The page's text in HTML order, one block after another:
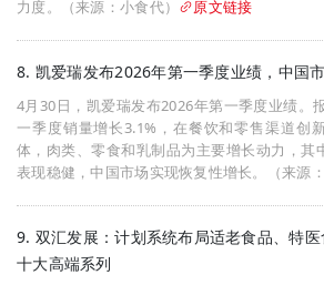
力度。（来源：小食代） 原文链接
8. 凯爱瑞发布2026年第一季度业绩，中国
4月30日，凯爱瑞发布2026年第一季度业绩。
一季度销量增长3.1%，在餐饮和零售渠道创
体，肉类、零食和乳制品为主要增长动力，其
表现稳健，中国市场实现恢复性增长。（来源：
9. 双汇发展：计划系统布局适老食品、特
十大高端系列